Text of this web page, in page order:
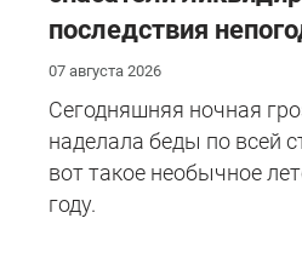
последствия
07 августа 2026
Сегодняшняя ночная
наделала беды по всей
вот такое необычное
году.